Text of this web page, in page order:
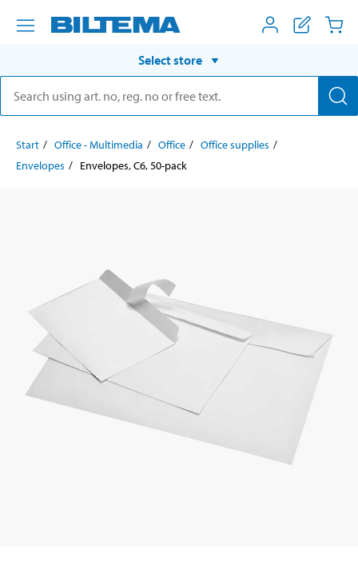
Select store
Start Office - Multimedia Office
Office supplies
Envelopes
Envelopes, C6, 50-pack